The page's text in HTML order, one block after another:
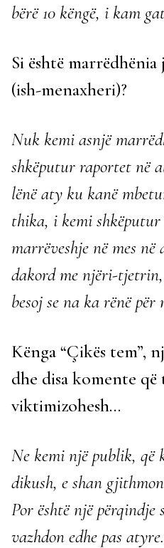
bërë 10 këngë, i kam
Si është
(ish-menaxheri)?
Nuk kemi asnjë
shkëputur raportet në
lënë aty ku kanë
thika, i kemi
marrëveshje në mes në
dakord me njëri-
besoj se na ka rënë
Kënga “Çikës tem”,
dhe disa komente
viktimizohesh…
Ne kemi një publik, që
dikush, e shan
Por është një përqindje
vazhdon edhe pas